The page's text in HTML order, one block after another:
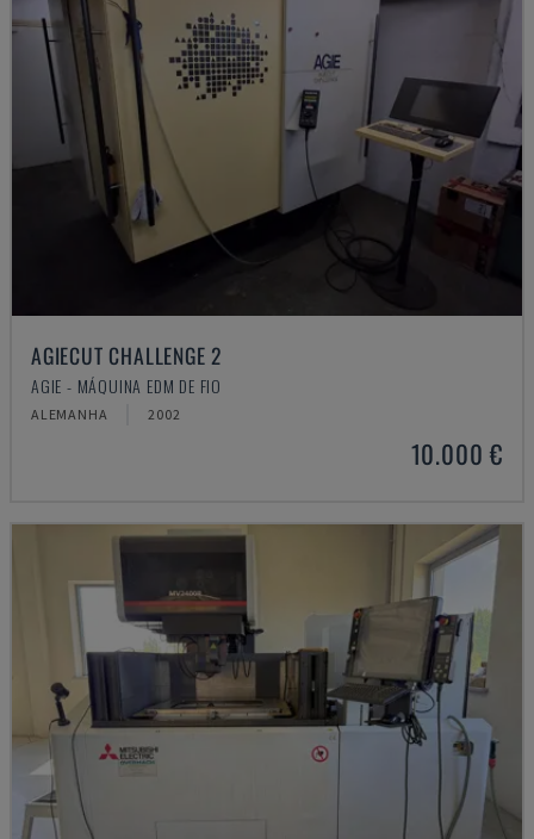
AGIECUT CHALLENGE 2
AGIE - MÁQUINA EDM DE FIO
ALEMANHA 2002
10.000 €